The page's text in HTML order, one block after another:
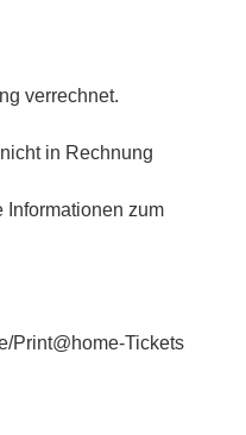
verrechnet.
in Rechnung
Informationen zum
Print@home-Tickets